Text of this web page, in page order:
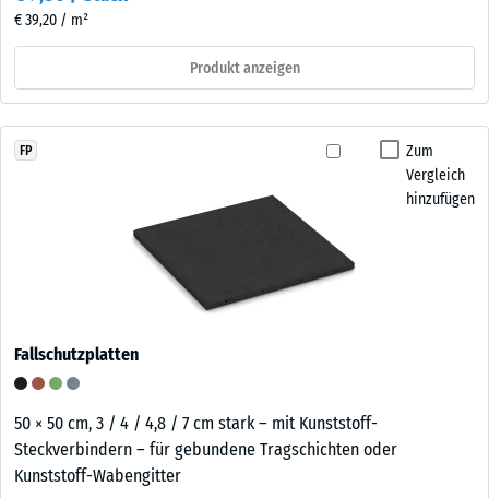
€ 39,20 / m²
Produkt anzeigen
Zum
Vergleich
hinzufügen
FP
Fallschutzplatten
50 × 50 cm, 3 / 4 / 4,8 / 7 cm stark – mit Kunststoff-
Steckverbindern – für gebundene Tragschichten oder
Kunststoff-Wabengitter